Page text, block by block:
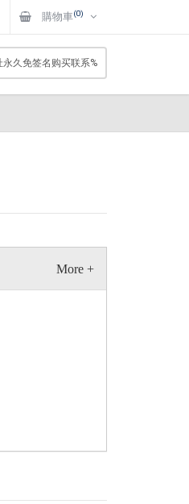
購物車(0)